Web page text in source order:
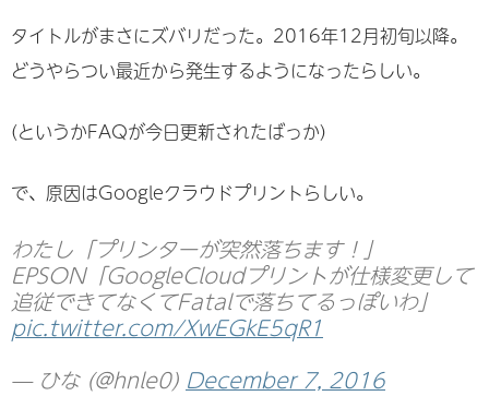
タイトルがまさにズバリだった。2016年12月初旬以降。
どうやらつい最近から発生するようになったらしい。
(というかFAQが今日更新されたばっか)
で、原因はGoogleクラウドプリントらしい。
わたし「プリンターが突然落ちます！」
EPSON「GoogleCloudプリントが仕様変更して
追従できてなくてFatalで落ちてるっぽいわ」
pic.twitter.com/XwEGkE5qR1
— ひな (@hnle0) December 7, 2016